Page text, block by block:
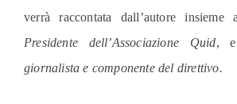
verrà raccontata dall’autore insieme
Presidente dell’Associazione Quid, e
giornalista e componente del direttivo.